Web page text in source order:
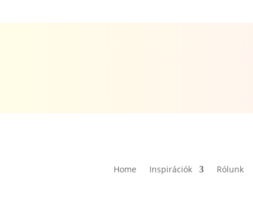
Home Inspirációk Rólunk